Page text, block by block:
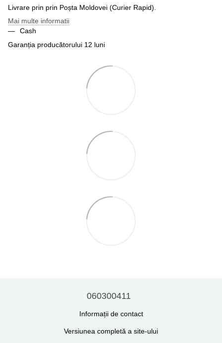
Livrare prin prin Poșta Moldovei (Curier Rapid).
Mai multe informatii
Cash
Garanția producătorului 12 luni
060300411
Informații de contact
Versiunea completă a site-ului